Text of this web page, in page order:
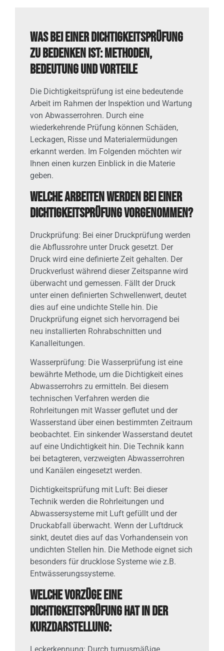
Was bei einer Dichtigkeitsprüfung
zu bedenken ist: Methoden,
Bedeutung und Vorteile
Die Dichtigkeitsprüfung ist eine bedeutende
Arbeit im Rahmen der Inspektion und Wartung
von Abwasserrohren. Durch eine
wiederkehrende Prüfung können Schäden,
Leckagen, Risse und Materialermüdungen
erkannt werden. Im Folgenden möchten wir
Ihnen einen kurzen Einblick in die Materie
geben.
Welche Arbeiten werden bei einer
Dichtigkeitsprüfung vorgenommen?
Druckprüfung: Bei einer Druckprüfung werden
die Abflussrohre unter Druck gesetzt. Der
Druck wird eine definierte Zeit gehalten. Der
Druckverlust während dieser Zeitspanne wird
überwacht und gemessen. Fällt der Druck
unter einen definierten Schwellenwert, deutet
dies auf eine undichte Stelle hin. Die
Druckprüfung eignet sich hervorragend bei
neu installierten Rohrabschnitten und
Kanalleitungen.
Wasserprüfung: Die Wasserprüfung ist eine
bewährte Methode, um die Dichtigkeit eines
Abwasserrohrs zu ermitteln. Bei diesem
technischen Verfahren werden die
Rohrleitungen mit Wasser geflutet und der
Wasserstand über einen bestimmten Zeitraum
beobachtet. Ein sinkender Wasserstand deutet
auf eine Undichtigkeit hin. Die Technik kann
bei betagteren, verzweigten Abwasserrohren
und Kanälen eingesetzt werden.
Dichtigkeitsprüfung mit Luft: Bei dieser
Technik werden die Rohrleitungen und
Abwassersysteme mit Luft gefüllt und der
Druckabfall überwacht. Wenn der Luftdruck
sinkt, deutet dies auf das Vorhandensein von
undichten Stellen hin. Die Methode eignet sich
besonders für drucklose Systeme wie z.B.
Entwässerungssysteme.
Welche Vorzüge eine
Dichtigkeitsprüfung hat in der
Kurzdarstellung: